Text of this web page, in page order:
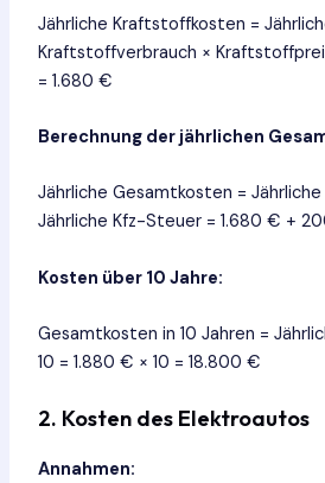
Jährliche Kraftstoffkosten =
Kraftstoffverbrauch ×
= 1.680 €
Berechnung der jährlichen
Jährliche Gesamtkosten =
Jährliche Kfz-Steuer = 1.680 € +
Kosten über 10 Jahre:
Gesamtkosten in 10 Jahren =
10 = 1.880 € × 10 = 18.800 €
2. Kosten des Elektroautos
Annahmen: